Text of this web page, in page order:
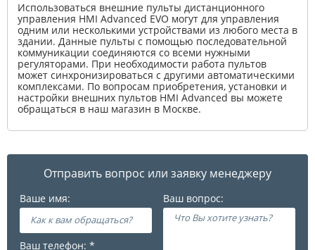
Использоваться внешние пульты дистанционного
управления HMI Advanced EVO могут для управления
одним или несколькими устройствами из любого места в
здании. Данные пульты с помощью последовательной
коммуникации соединяются со всеми нужными
регуляторами. При необходимости работа пультов
может синхронизироваться с другими автоматическими
комплексами. По вопросам приобретения, установки и
настройки внешних пультов HMI Advanced вы можете
обращаться в наш магазин в Москве.
Отправить вопрос или заявку менеджеру